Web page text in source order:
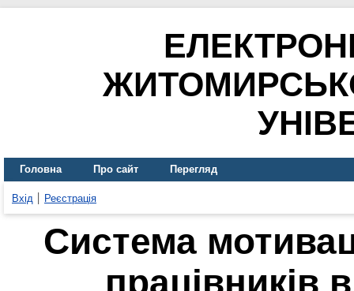
Головна Про сайт Перегляд
Вхід Реєстрація
Система
працівників